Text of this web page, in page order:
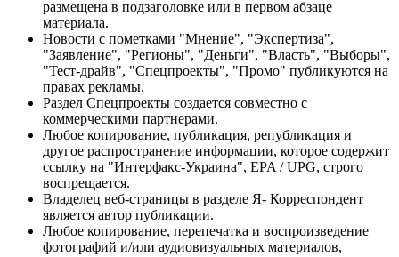
размещена в подзаголовке или в первом абзаце
материала.
Новости с пометками "Мнение", "Экспертиза",
"Заявление", "Регионы", "Деньги", "Власть", "Выборы",
"Тест-драйв", "Спецпроекты", "Промо" публикуются на
правах рекламы.
Раздел Спецпроекты создается совместно с
коммерческими партнерами.
Любое копирование, публикация, републикация и
другое распространение информации, которое содержит
ссылку на "Интерфакс-Украина", EPA / UPG, строго
воспрещается.
Владелец веб-страницы в разделе Я- Корреспондент
является автор публикации.
Любое копирование, перепечатка и воспроизведение
фотографий и/или аудиовизуальных материалов,